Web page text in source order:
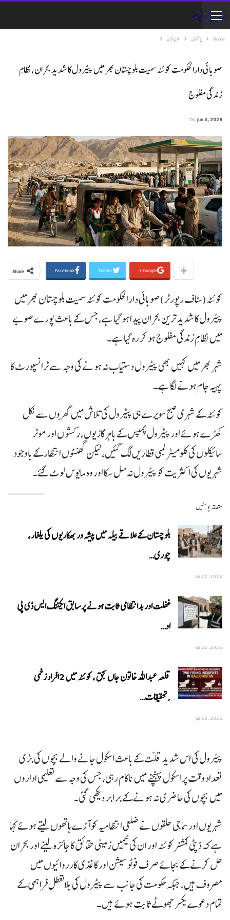
Home پاکستان بلوچستان
صوبائی دارالحکومت کوئٹہ سمیت بلوچستان بھر میں پیٹرول کا شدید بحران، نظامِ
زندگی مفلوج
On Jun 4, 2026
Share Facebook Twitter Google+
کوئٹہ(سٹاف رپورٹر )صوبائی دارالحکومت کوئٹہ سمیت بلوچستان بھر میں
پیٹرول کا شدید ترین بحران پیدا ہو گیا ہے، جس کے باعث پورے صوبے
میں نظامِ زندگی مفلوج ہو کر رہ گیا ہے۔
شہر بھر میں کہیں بھی پیٹرول دستیاب نہ ہونے کی وجہ سے ٹرانسپورٹ کا
پہیہ جام ہونے لگا ہے۔
کوئٹہ کے شہری صبح سویرے ہی پیٹرول کی تلاش میں گھروں سے نکل
کھڑے ہوئے اور پیٹرول پمپس کے باہر گاڑیوں، رکشوں اور موٹر
سائیکلوں کی کلومیٹر لمبی قطاریں لگ گئیں، لیکن گھنٹوں انتظار کے باوجود
شہریوں کی اکثریت کو پیٹرول نہ مل سکا اور وہ مایوس لوٹ گئے۔
متعلقہ پوسٹیں
بلوچستان کے علاقے بیلہ میں پیشہ ور بھکاریوں کی یلغار،
چوری…
Jul 22, 2026
غفلت اور بدانتظامی ثابت ہونے پر سابق ایکٹنگ ایس ڈی پی
او…
Jul 22, 2026
قلعہ عبداللہ خاتون جاں بحق ، کوئٹہ میں 2افراد زخمی
,تحقیقات…
Jul 20, 2026
پیٹرول کی اس شدید قلت کے باعث اسکول جانے والے بچوں کی بڑی
تعداد وقت پر اسکول پہنچنے میں ناکام رہی، جس کی وجہ سے تعلیمی اداروں
میں بچوں کی حاضری نہ ہونے کے برابر دیکھی گئی۔
شہریوں اور سماجی حلقوں نے ضلعی انتظامیہ کو آڑے ہاتھوں لیتے ہوئے کہا
ہے کہ ڈپٹی کمشنر کوئٹہ اور ان کی ٹیمیں زمینی حقائق کا جائزہ لینے اور بحران
حل کرنے کے بجائے صرف فوٹو سیشن اور کاغذی کارروائیوں میں
مصروف ہیں، جبکہ حکومت کی جانب سے پیٹرول کی بلاتعطل فراہمی کے
تمام دعوے یکسر جھوٹے ثابت ہوئے ہیں۔